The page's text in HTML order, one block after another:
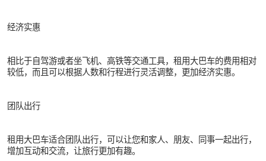
经济实惠
相比于自驾游或者坐飞机、高铁等交通工具，租用大巴车的费用相对
较低，而且可以根据人数和行程进行灵活调整，更加经济实惠。
团队出行
租用大巴车适合团队出行，可以让您和家人、朋友、同事一起出行，
增加互动和交流，让旅行更加有趣。